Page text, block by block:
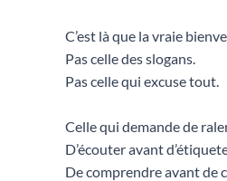
C’est là que la vraie
Pas celle des slogans.
Pas celle qui excuse tout.
Celle qui demande de
D’écouter avant
De comprendre avant de